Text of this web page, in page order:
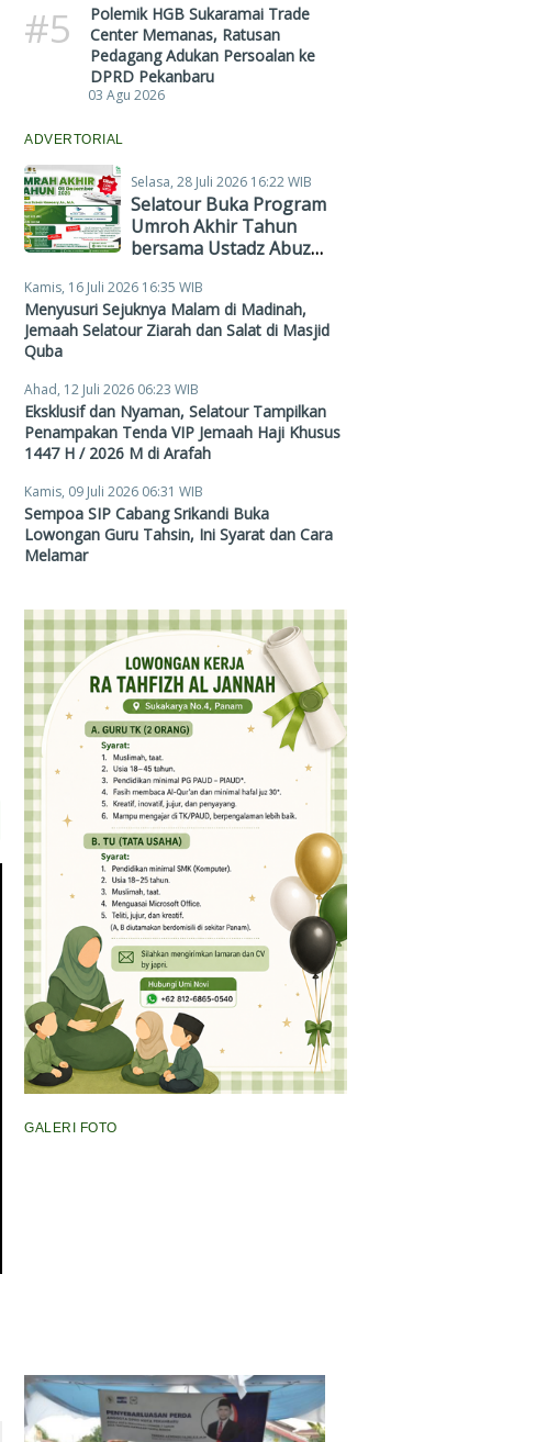
#5
Polemik HGB Sukaramai Trade
Center Memanas, Ratusan
Pedagang Adukan Persoalan ke
DPRD Pekanbaru
03 Agu 2026
ADVERTORIAL
Selasa, 28 Juli 2026 16:22 WIB
Selatour Buka Program
Umroh Akhir Tahun
bersama Ustadz Abuz
Mulai Rp38,4 Juta
Kamis, 16 Juli 2026 16:35 WIB
Menyusuri Sejuknya Malam di Madinah,
Jemaah Selatour Ziarah dan Salat di Masjid
Quba
Ahad, 12 Juli 2026 06:23 WIB
Eksklusif dan Nyaman, Selatour Tampilkan
Penampakan Tenda VIP Jemaah Haji Khusus
1447 H / 2026 M di Arafah
Kamis, 09 Juli 2026 06:31 WIB
Sempoa SIP Cabang Srikandi Buka
Lowongan Guru Tahsin, Ini Syarat dan Cara
Melamar
GALERI FOTO